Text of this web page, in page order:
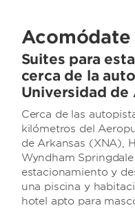
Acomódate
Suites para
cerca de la
Universidad de
Cerca de las
kilómetros del
de Arkansas (XNA),
Wyndham
estacionamiento y
una piscina y
hotel apto para